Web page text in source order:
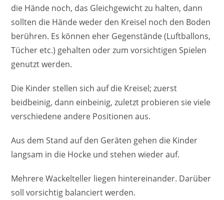
die Hände noch, das Gleichgewicht zu halten, dann
sollten die Hände weder den Kreisel noch den Boden
berühren. Es können eher ­Gegenstände (Luftballons,
Tücher etc.) gehalten oder zum vorsichtigen Spielen
genutzt werden.
Die Kinder stellen sich auf die Kreisel; zuerst
beidbeinig, dann einbeinig, zuletzt probieren sie viele
verschiedene andere Positionen aus.
Aus dem Stand auf den Geräten gehen die Kinder
langsam in die Hocke und stehen wieder auf.
Mehrere Wackelteller liegen hintereinander. Darüber
soll vorsichtig balanciert werden.